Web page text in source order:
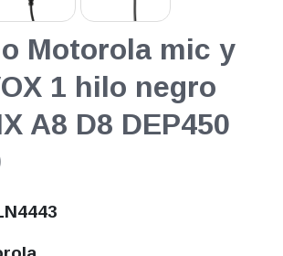
Motorola mic y
1 hilo negro
A8 D8 DEP450